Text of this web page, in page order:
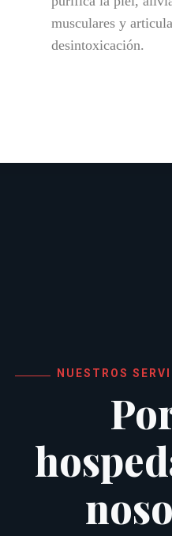
musculares y
desintoxicación.
NUESTROS